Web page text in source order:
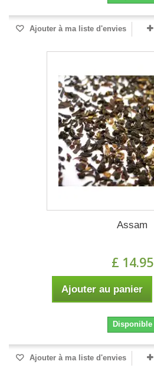
Ajouter à ma liste d'envies
Assam
£ 14.95
Ajouter au panier
Disponible
Ajouter à ma liste d'envies